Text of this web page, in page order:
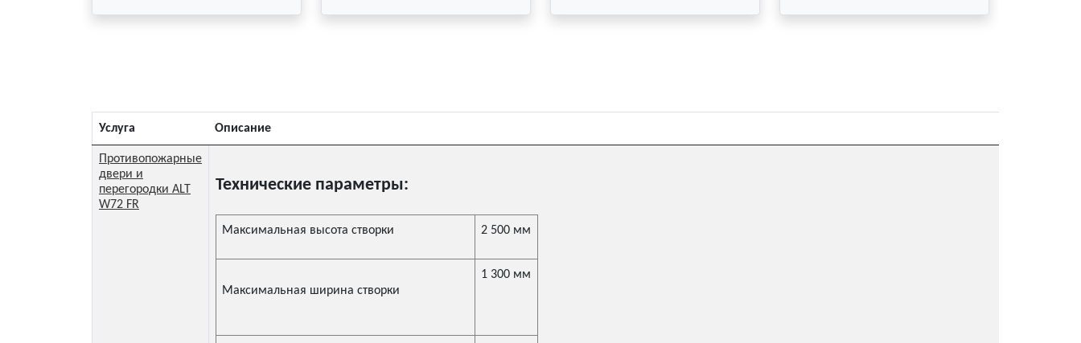
Услуга Описание
Противопожарные
двери и
перегородки ALT
W72 FR
Технические параметры:
Максимальная высота створки 2 500 мм
Максимальная ширина створки
1 300 мм